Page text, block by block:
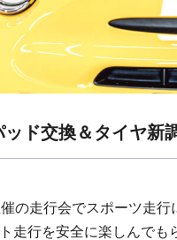
ド交換＆タイヤ新
の走行会でスポーツ走
走行を安全に楽しんでも